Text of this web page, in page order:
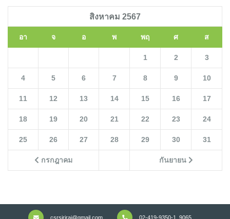
สิงหาคม 2567
อา จ อ พ พฤ ศ ส
กรกฎาคม กันยายน
1 2 3
4 5 6 7 8 9 10
11 12 13 14 15 16 17
18 19 20 21 22 23 24
25 26 27 28 29 30 31
csrsiriraj@gmail.com 02-419-9350-1, 9065